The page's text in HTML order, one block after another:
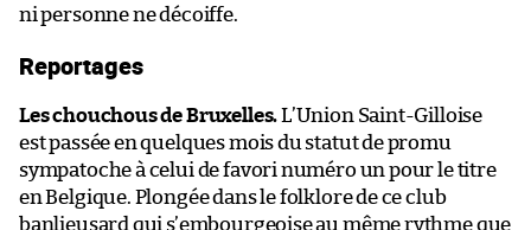
ni personne ne décoiffe.
Reportages
Les chouchous de Bruxelles.L’Union Saint-Gilloise
est passée en quelques mois du statut de promu
sympatoche à celui de favori numéro un pour le titre
en Belgique. Plongée dans le folklore de ce club
banlieusard qui s’embourgeoise au même rythme que